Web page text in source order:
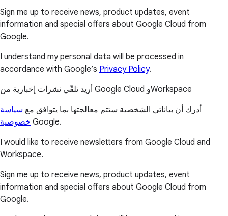
Sign me up to receive news, product updates, event
information and special offers about Google Cloud from
Google.
I understand my personal data will be processed in
accordance with Google’s Privacy Policy.
أريد تلقّي نشرات إخبارية من Google Cloud وWorkspace
أدرك أن بياناتي الشخصية ستتم معالجتها بما يتوافق مع سياسة
خصوصية Google.
I would like to receive newsletters from Google Cloud and
Workspace.
Sign me up to receive news, product updates, event
information and special offers about Google Cloud from
Google.